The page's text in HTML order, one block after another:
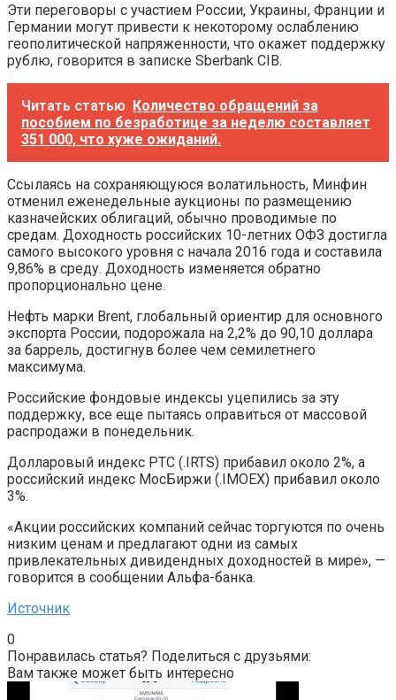
Эти переговоры с участием России, Украины, Франции и
Германии могут привести к некоторому ослаблению
геополитической напряженности, что окажет поддержку
рублю, говорится в записке Sberbank CIB.
Читать статью Количество обращений за
пособием по безработице за неделю составляет
351 000, что хуже ожиданий.
Ссылаясь на сохраняющуюся волатильность, Минфин
отменил еженедельные аукционы по размещению
казначейских облигаций, обычно проводимые по
средам. Доходность российских 10-летних ОФЗ достигла
самого высокого уровня с начала 2016 года и составила
9,86% в среду. Доходность изменяется обратно
пропорционально цене.
Нефть марки Brent, глобальный ориентир для основного
экспорта России, подорожала на 2,2% до 90,10 доллара
за баррель, достигнув более чем семилетнего
максимума.
Российские фондовые индексы уцепились за эту
поддержку, все еще пытаясь оправиться от массовой
распродажи в понедельник.
Долларовый индекс РТС (.IRTS) прибавил около 2%, а
российский индекс МосБиржи (.IMOEX) прибавил около
3%.
«Акции российских компаний сейчас торгуются по очень
низким ценам и предлагают одни из самых
привлекательных дивидендных доходностей в мире», —
говорится в сообщении Альфа-банка.
Источник
0
Понравилась статья? Поделиться с друзьями:
Вам также может быть интересно